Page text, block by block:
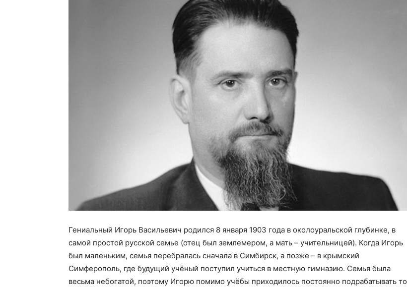
Гениальный Игорь Васильевич родился 8 января 1903 года в околоуральской глубинке, в
самой простой русской семье (отец был землемером, а мать – учительницей). Когда Игорь
был маленьким, семья перебралась сначала в Симбирск, а позже – в крымский
Симферополь, где будущий учёный поступил учиться в местную гимназию. Семья была
весьма небогатой, поэтому Игорю помимо учёбы приходилось постоянно подрабатывать то